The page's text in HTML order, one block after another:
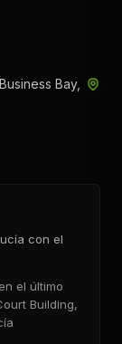
Bay,
con el
el último
Building,